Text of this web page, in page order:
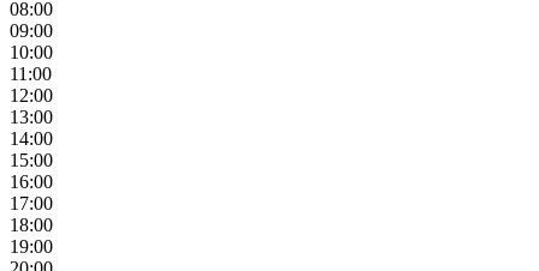
08:00
09:00
10:00
11:00
12:00
13:00
14:00
15:00
16:00
17:00
18:00
19:00